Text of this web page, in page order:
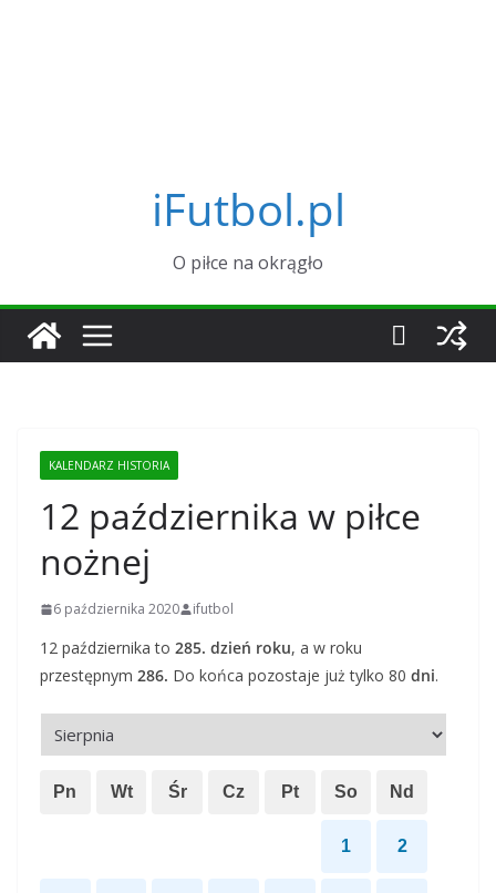
iFutbol.pl
O piłce na okrągło
KALENDARZ HISTORIA
12 października w piłce
nożnej
6 października 2020 ifutbol
12 października to 285. dzień roku, a w roku
przestępnym 286. Do końca pozostaje już tylko 80 dni.
Pn Wt Śr Cz Pt So Nd
1 2